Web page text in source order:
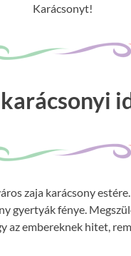
Karácsonyt!
zaja karácsony
gyertyák fénye.
az embereknek hitet,